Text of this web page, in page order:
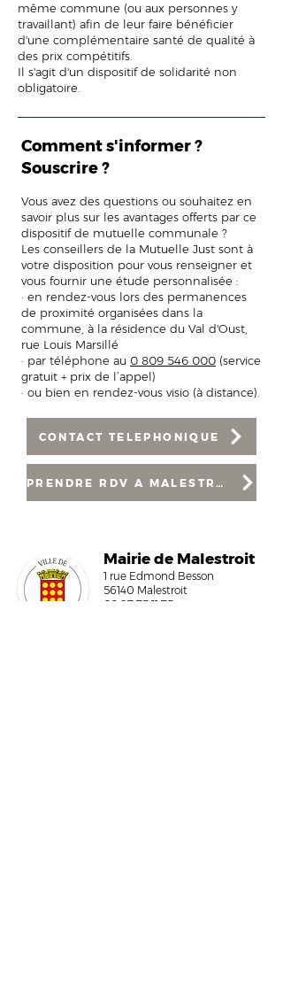
même commune (ou aux personnes y
travaillant) afin de leur faire bénéficier
d'une complémentaire santé de qualité à
des prix compétitifs.
Il s'agit d'un dispositif de solidarité non
obligatoire.
Comment s'informer ?
Souscrire ?
Vous avez des questions ou souhaitez en
savoir plus sur les avantages offerts par ce
dispositif de mutuelle communale ?
Les conseillers de la Mutuelle Just sont à
votre disposition pour vous renseigner et
vous fournir une étude personnalisée :
· en rendez-vous lors des permanences
de proximité organisées dans la
commune, à la résidence du Val d'Oust,
rue Louis Marsillé
· par téléphone au 0 809 546 000 (service
gratuit + prix de l’appel)
· ou bien en rendez-vous visio (à distance).
CONTACT TELEPHONIQUE
PRENDRE RDV A MALESTROIT
Mairie de Malestroit
1 rue Edmond Besson
56140 Malestroit
02 97 75 11 75